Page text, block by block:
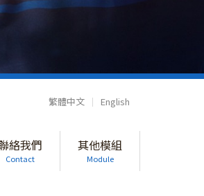
繁體中文 ｜ English
絡我們
Contact
其他模組
Module